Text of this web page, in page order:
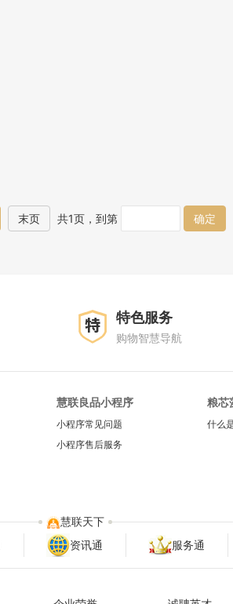
末页 共1页，到第 确定
特色服务
购物智慧导航
慧联良品小程序
小程序常见问题
小程序售后服务
粮芯
什么
资讯通 服务通
慧联天下